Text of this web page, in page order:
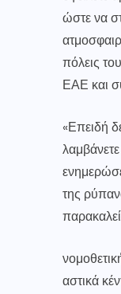
ώστε να
πόλεις
ΕΑΕ και
«Επειδή
της
αστικά